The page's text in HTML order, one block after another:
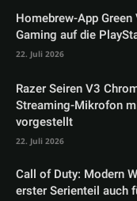
Homebrew-App
Gaming auf die
22. Juli 2026
Razer Seiren V3
Streaming-Mikrofon
vorgestellt
22. Juli 2026
Call of Duty: Modern
erster Serienteil auch